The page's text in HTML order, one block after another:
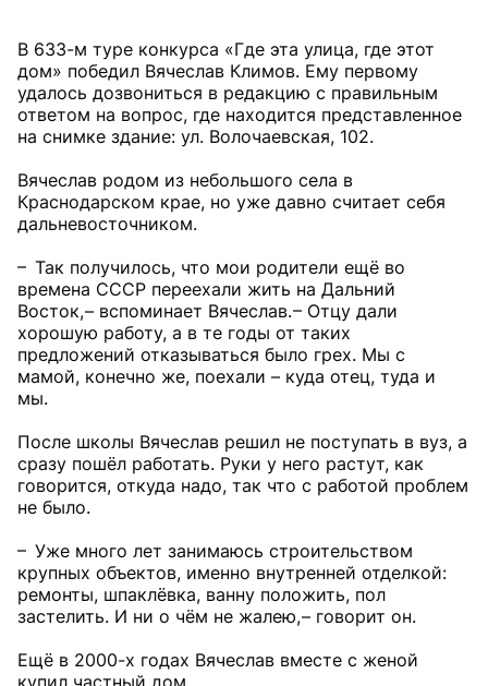
В 633-м туре конкурса «Где эта улица, где этот
дом» победил Вячеслав Климов. Ему первому
удалось дозвониться в редакцию с правильным
ответом на вопрос, где находится представленное
на снимке здание: ул. Волочаевская, 102.
Вячеслав родом из небольшого села в
Краснодарском крае, но уже давно считает себя
дальневосточником.
– Так получилось, что мои родители ещё во
времена СССР переехали жить на Дальний
Восток, – вспоминает Вячеслав. – Отцу дали
хорошую работу, а в те годы от таких
предложений отказываться было грех. Мы с
мамой, конечно же, поехали – куда отец, туда и
мы.
После школы Вячеслав решил не поступать в вуз, а
сразу пошёл работать. Руки у него растут, как
говорится, откуда надо, так что с работой проблем
не было.
– Уже много лет занимаюсь строительством
крупных объектов, именно внутренней отделкой:
ремонты, шпаклёвка, ванну положить, пол
застелить. И ни о чём не жалею, – говорит он.
Ещё в 2000-х годах Вячеслав вместе с женой
купил частный дом.